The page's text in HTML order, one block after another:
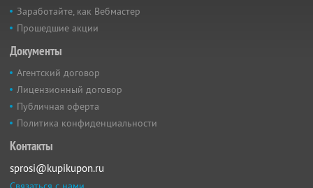
Заработайте, как Вебмастер
Прошедшие акции
Документы
Агентский договор
Лицензионный договор
Публичная оферта
Политика конфиденциальности
Контакты
sprosi@kupikupon.ru